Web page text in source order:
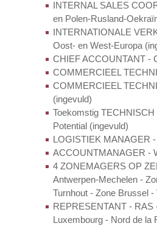
INTERNAL SALES
en Polen-Rusland-
INTERNATIONALE
Oost- en West-Europa
CHIEF ACCOUNTANT -
COMMERCIEEL
COMMERCIEEL
(ingevuld)
Toekomstig
Potential (ingevuld)
LOGISTIEK MANAGER
ACCOUNTMANAGER -
4 ZONEMAGERS OP
Antwerpen-Mechelen -
Turnhout - Zone Brussel
REPRESENTANT - RAS
Luxembourg - Nord de la